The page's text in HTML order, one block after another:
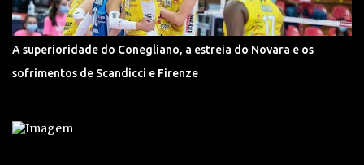
A superioridade do Conegliano, a estreia do Novara e os
sofrimentos de Scandicci e Firenze